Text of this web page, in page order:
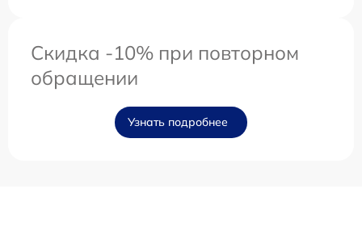
Скидка -10% при повторном
обращении
Узнать подробнее